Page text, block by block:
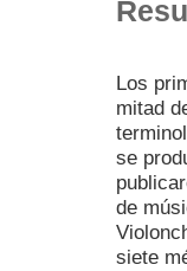
Los
mitad
se
de
siete